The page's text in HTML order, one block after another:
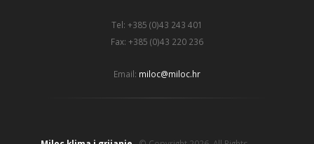
Tel: +385 (0)43 243 401
Fax: +385 (0)43 220 236
Email: miloc@miloc.hr